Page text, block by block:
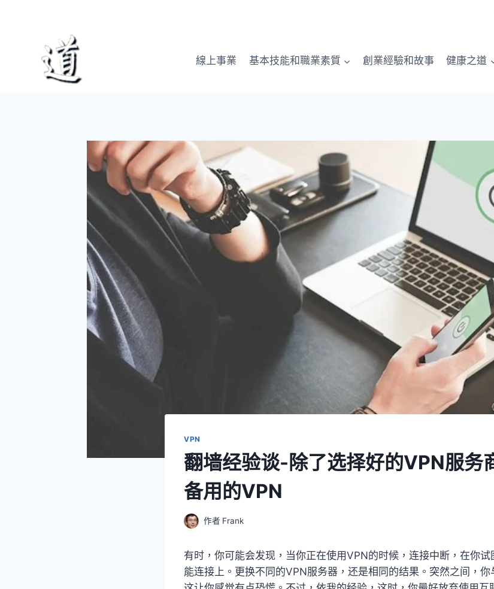
線上事業 基本技能和職業素質 創業經驗和故事 健康之道
VPN
翻墙经验谈-除了选择好的VPN服务
备用的VPN
作者 Frank
有时，你可能会发现，当你正在使用VPN的时候，连接中断，在你
能连接上。更换不同的VPN服务器，还是相同的结果。突然之间，你